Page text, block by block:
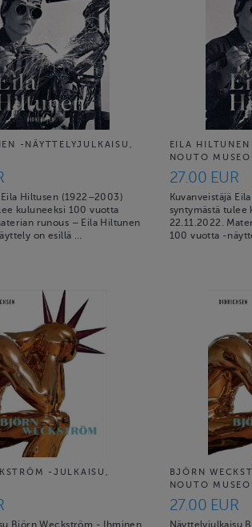
-NÄYTTELYJULKAISU,
Eila Hiltusen (1922–2003)
kuluneeksi 100 vuotta
runous – Eila Hiltunen
on esillä …
EILA
NOUTO
27.00 EUR
Kuvanveistäjä
syntymästä tulee
22.11.2022.
100 vuotta -
-JULKAISU,
Björn Weckström - Ihminen,
BJÖRN
NOUTO
27.00 EUR
Näyttelyjulkaisu